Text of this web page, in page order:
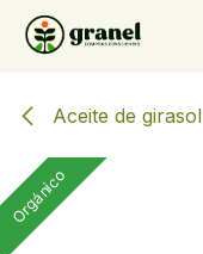
Ir al contenido
Aceite de girasol
Orgánico